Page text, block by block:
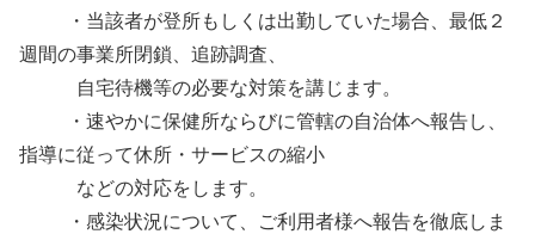
・当該者が登所もしくは出勤していた場合、最低２
週間の事業所閉鎖、追跡調査、
自宅待機等の必要な対策を講じます。
・速やかに保健所ならびに管轄の自治体へ報告し、
指導に従って休所・サービスの縮小
などの対応をします。
・感染状況について、ご利用者様へ報告を徹底しま